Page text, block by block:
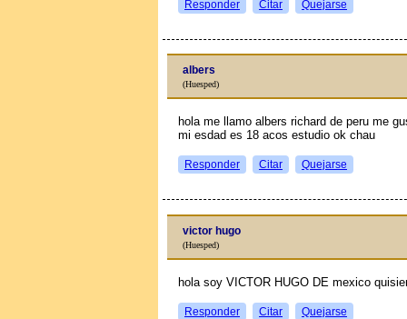
Responder Citar Quejarse
albers
(Huesped)
hola me llamo albers richard de peru me
mi esdad es 18 aсos estudio ok chau
Responder Citar Quejarse
victor hugo
(Huesped)
hola soy VICTOR HUGO DE mexico
Responder Citar Quejarse